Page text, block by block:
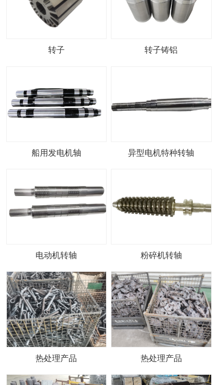
转子 转子铸铝
船用发电机轴 异型电机特种转轴
电动机转轴 粉碎机转轴
热处理产品 热处理产品